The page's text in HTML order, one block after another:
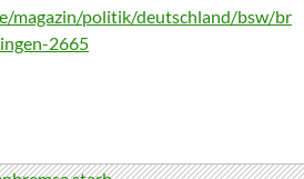
magazin/politik/deutschland/bsw/br
2665